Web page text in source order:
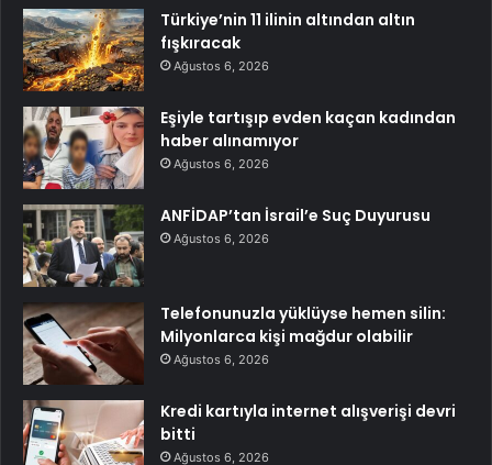
Türkiye’nin 11 ilinin altından altın
fışkıracak
Ağustos 6, 2026
Eşiyle tartışıp evden kaçan kadından
haber alınamıyor
Ağustos 6, 2026
ANFİDAP’tan İsrail’e Suç Duyurusu
Ağustos 6, 2026
Telefonunuzla yüklüyse hemen silin:
Milyonlarca kişi mağdur olabilir
Ağustos 6, 2026
Kredi kartıyla internet alışverişi devri
bitti
Ağustos 6, 2026